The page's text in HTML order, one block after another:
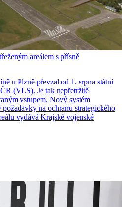
areálem s přísně
u Plzně převzal od 1. srpna státní
(VLS). Je tak nepřetržitě
vstupem. Nový systém
na ochranu strategického
vydává Krajské vojenské